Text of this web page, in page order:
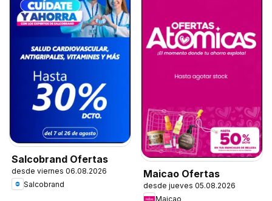
Salcobrand Ofertas
desde viernes 06.08.2026
Salcobrand
Maicao Ofertas
desde jueves 05.08.2026
Maicao